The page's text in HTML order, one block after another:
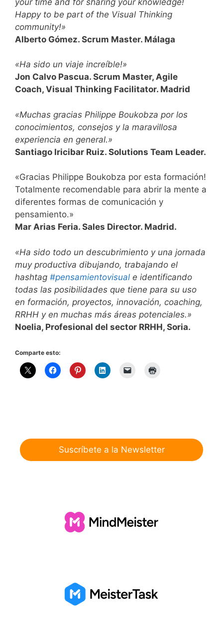
Happy to be part of the Visual Thinking
community!»
Alberto Gómez. Scrum Master. Málaga
«Ha sido un viaje increíble!»
Jon Calvo Pascua. Scrum Master, Agile
Coach, Visual Thinking Facilitator. Madrid
«Muchas gracias Philippe Boukobza por los
conocimientos, consejos y la maravillosa
experiencia en general.»
Santiago Iricibar Ruiz. Solutions Team Leader.
«Gracias Philippe Boukobza por esta formación!
Totalmente recomendable para abrir la mente a
diferentes formas de comunicación y
pensamiento.»
Mar Arias Feria. Sales Director. Madrid.
«Ha sido todo un descubrimiento y una jornada
muy productiva dibujando, trabajando el
hashtag #pensamientovisual e identificando
todas las posibilidades que tiene para su uso
en formación, proyectos, innovación, coaching,
RRHH y en muchas más áreas potenciales.»
Noelia, Profesional del sector RRHH, Soria.
Comparte esto:
Suscríbete a la Newsletter